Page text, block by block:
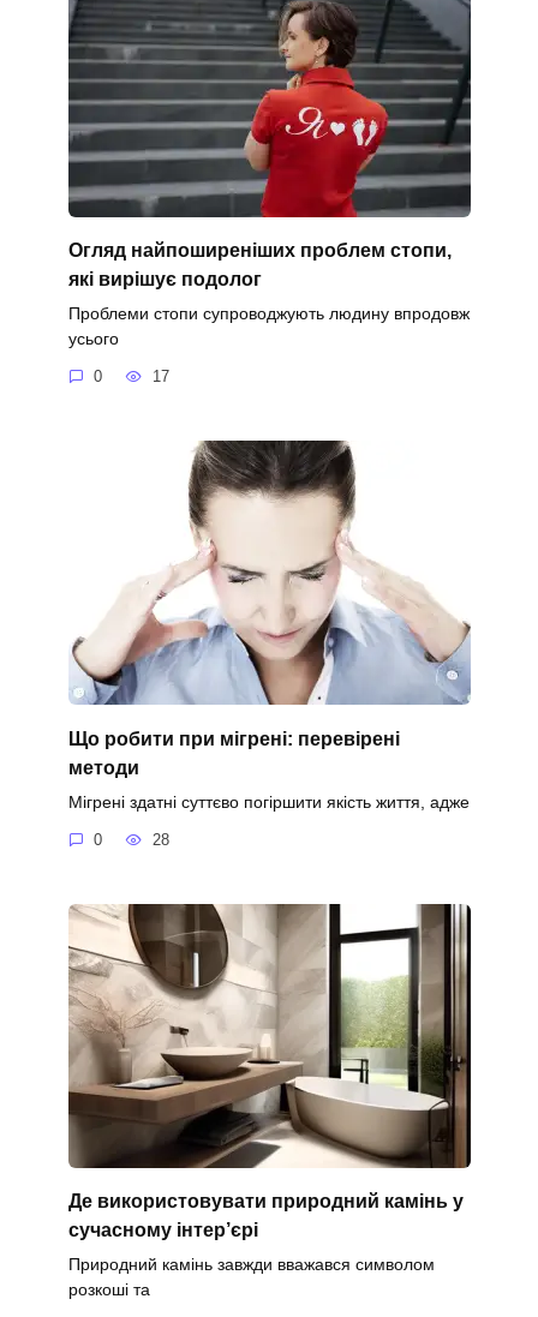
Огляд найпоширеніших проблем стопи,
які вирішує подолог
Проблеми стопи супроводжують людину впродовж
усього
0 17
Що робити при мігрені: перевірені
методи
Мігрені здатні суттєво погіршити якість життя, адже
0 28
Де використовувати природний камінь у
сучасному інтер’єрі
Природний камінь завжди вважався символом
розкоші та